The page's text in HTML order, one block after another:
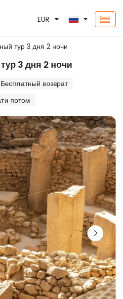
EUR
тур 3 дня 2 ночи
3 дня 2 ночи
Бесплатный возврат
потом